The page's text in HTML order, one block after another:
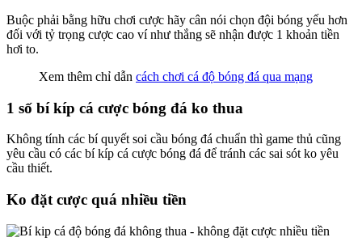
Buộc phải bằng hữu chơi cược hãy cân nói chọn đội bóng yếu hơn
đối với tỷ trọng cược cao ví như thắng sẽ nhận được 1 khoản tiền
hơi to.
Xem thêm chỉ dẫn cách chơi cá độ bóng đá qua mạng
1 số bí kíp cá cược bóng đá ko thua
Không tính các bí quyết soi cầu bóng đá chuẩn thì game thủ cũng
yêu cầu có các bí kíp cá cược bóng đá để tránh các sai sót ko yêu
cầu thiết.
Ko đặt cược quá nhiều tiền